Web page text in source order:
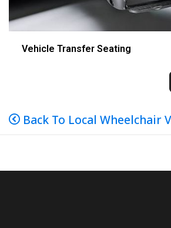
Vehicle Transfer Seating
Back To Local Wheelchair